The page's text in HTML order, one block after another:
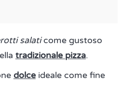
salaticome gustoso
tradizionale pizza.
dolceideale come fine